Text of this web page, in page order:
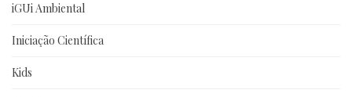
iGUi Ambiental
Iniciação Científica
Kids